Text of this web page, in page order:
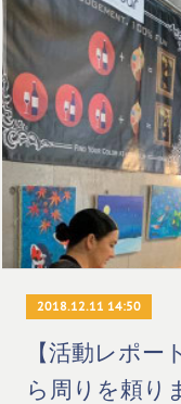
2018.12.11 14:50
【活動レポ
ら周りを頼り